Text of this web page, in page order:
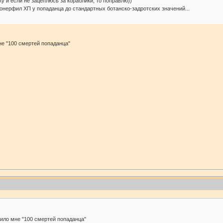
ХП у попаданца до стандартных ботанско-задротских значений...
"100 смертей попаданца"
мне "100 смертей попаданца"